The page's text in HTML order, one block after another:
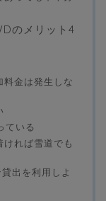
のメリット4
金は発生しな
ている
れば雪道でも
出を利用しよ